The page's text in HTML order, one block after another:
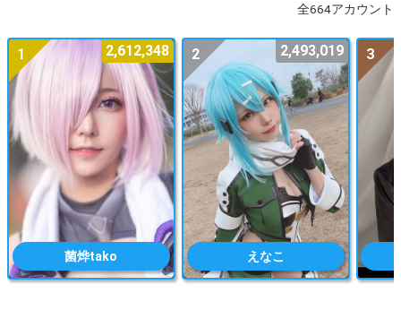
全664アカウント
菌烨tako
1 2,612,348
えなこ
2 2,493,019 3